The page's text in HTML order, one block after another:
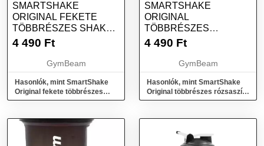
SMARTSHAKE
ORIGINAL FEKETE
TÖBBRÉSZES SHAKER
600 ML - SMARTSHAKE
4 490 Ft
GymBeam
Hasonlók, mint SmartShake
Original fekete többrészes
shaker 600 ml - SmartShake
SMARTSHAKE
ORIGINAL
TÖBBRÉSZES
RÓZSASZÍN SHAKER
4 490 Ft
GymBeam
Hasonlók, mint SmartShake
Original többrészes rózsaszín
shaker 600 ml - SmartShake